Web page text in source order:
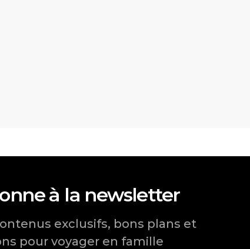
à la newsletter
exclusifs, bons plans et
pour voyager en famille